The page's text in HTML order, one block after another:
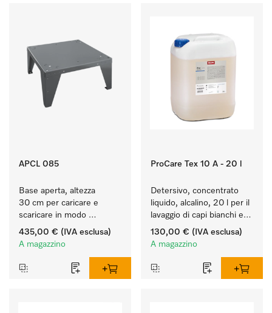
APCL 085
Base aperta, altezza
30 cm per caricare e
scaricare in modo
ergonomico la lavatrice e
l'essiccatoio.
435,00 € (IVA esclusa)
A magazzino
ProCare Tex 10 A - 20 l
Detersivo, concentrato
liquido, alcalino, 20 l per il
lavaggio di capi bianchi e
colorati resistenti.
130,00 € (IVA esclusa)
A magazzino